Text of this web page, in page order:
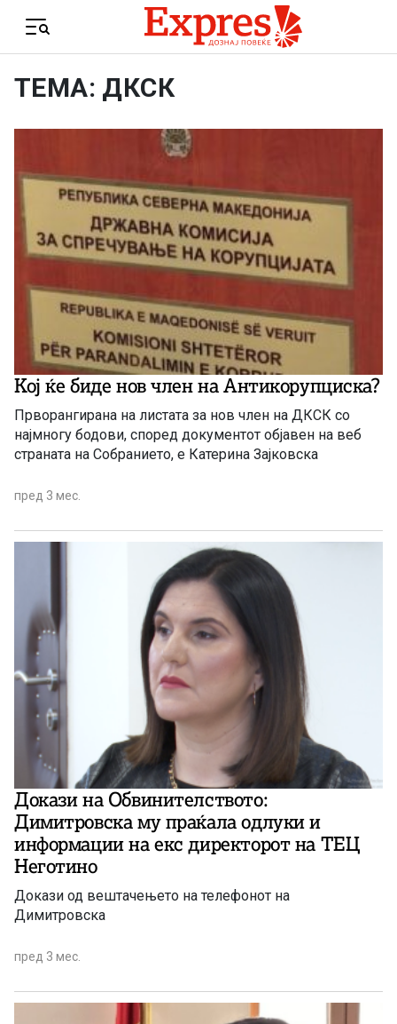
Menu
ТЕМА: ДКСК
Кој ќе биде нов член на Антикорупциска?
Прворангирана на листата за нов член на ДКСК со
најмногу бодови, според документот објавен на веб
страната на Собранието, е Катерина Зајковска
пред 3 мес.
Докази на Обвинителството:
Димитровска му праќала одлуки и
информации на екс директорот на ТЕЦ
Неготино
Докази од вештачењето на телефонот на
Димитровска
пред 3 мес.